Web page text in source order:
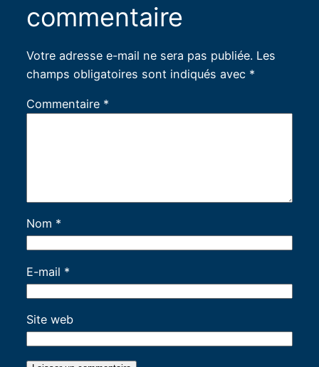
commentaire
Votre adresse e-mail ne sera pas publiée. Les
champs obligatoires sont indiqués avec *
Commentaire *
Nom *
E-mail *
Site web